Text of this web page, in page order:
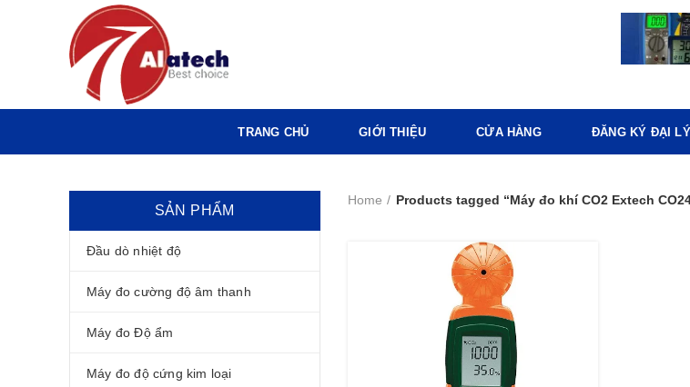
TRANG CHỦ GIỚI THIỆU CỬA HÀNG ĐĂNG KÝ ĐẠI LÝ
Home Products tagged “Máy đo khí CO2 Extech
SẢN PHẨM
Đầu dò nhiệt độ
Máy đo cường độ âm thanh
Máy đo Độ ẩm
Máy đo độ cứng kim loại